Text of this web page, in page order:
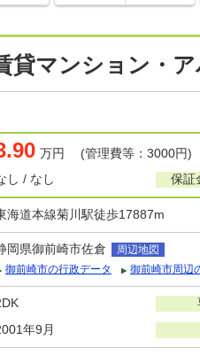
貸マンション・
万円 (管理費等：3000円)
し / なし 保証
海道本線菊川駅徒歩17887m
岡県御前崎市佐倉
周辺地図
御前崎市の行政データ
御前崎市周辺
年9月